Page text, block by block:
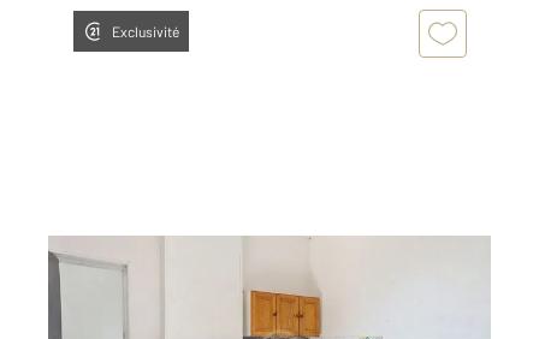
Exclusivité
ARMENTIERES 59